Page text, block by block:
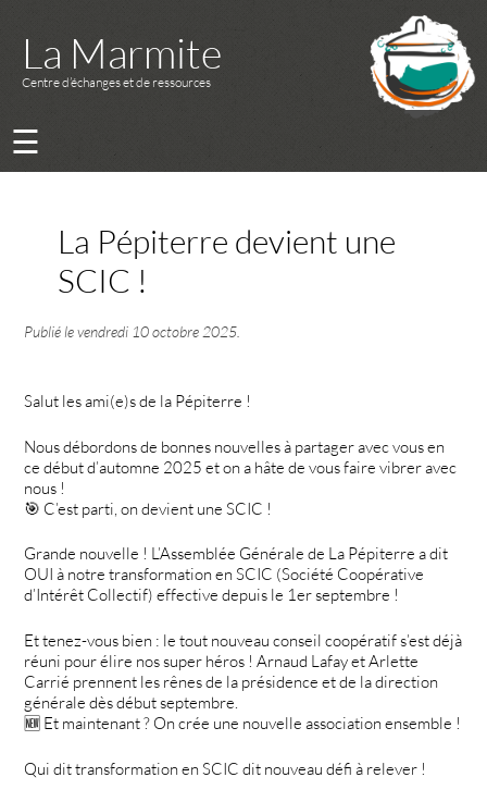
La Marmite
Centre d’échanges et de ressources
☰
La Pépiterre devient une
SCIC !
Publié levendredi 10 octobre 2025
Salut les ami(e)s de la Pépiterre !
Nous débordons de bonnes nouvelles à partager avec vous en
ce début d’automne 2025 et on a hâte de vous faire vibrer avec
nous !
🎯 C’est parti, on devient une SCIC !
Grande nouvelle ! L’Assemblée Générale de La Pépiterre a dit
OUI à notre transformation en SCIC (Société Coopérative
d’Intérêt Collectif) effective depuis le 1er septembre !
Et tenez-vous bien : le tout nouveau conseil coopératif s’est déjà
réuni pour élire nos super héros ! Arnaud Lafay et Arlette
Carrié prennent les rênes de la présidence et de la direction
générale dès début septembre.
🆕 Et maintenant ? On crée une nouvelle association ensemble !
Qui dit transformation en SCIC dit nouveau défi à relever !